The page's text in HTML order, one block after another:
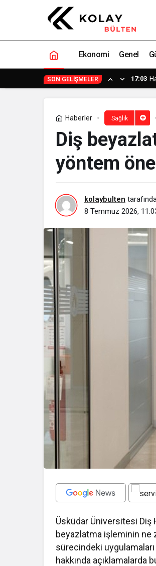
Ekonomi Genel
SON GELIŞMELER 15:15
Haberler Sağlık
Diş
yöntem
kolaybulten
8 Temmuz 2026,
Üsküdar Üniversitesi Diş
beyazlatma işleminin ne
sürecindeki
hakkında açıklamalarda
Sağlıklı sınırlar